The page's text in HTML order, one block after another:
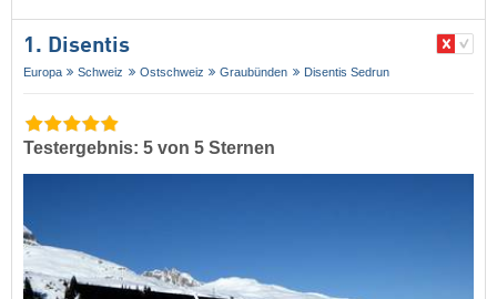
1. Disentis
Europa Schweiz Ostschweiz Graubünden Disentis Sedrun
Testergebnis: 5 von 5 Sternen